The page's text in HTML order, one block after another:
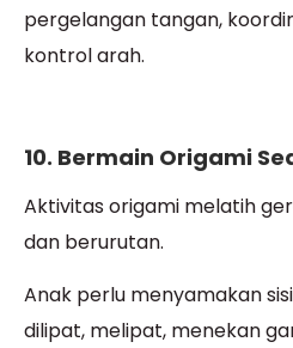
pergelangan tangan,
kontrol arah.
10. Bermain Origami
Aktivitas origami melatih
dan berurutan.
Anak perlu menyamakan
dilipat, melipat, menekan